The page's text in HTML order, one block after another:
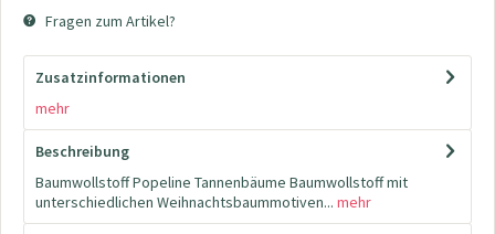
Fragen zum Artikel?
Zusatzinformationen
mehr
Beschreibung
Baumwollstoff Popeline Tannenbäume Baumwollstoff mit
unterschiedlichen Weihnachtsbaummotiven... mehr